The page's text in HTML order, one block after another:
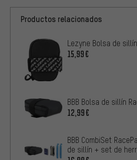
Productos relacionados
Lezyne Bolsa de
15,99€
BBB Bolsa de sillín
12,99€
BBB CombiSet
de sillín + set de